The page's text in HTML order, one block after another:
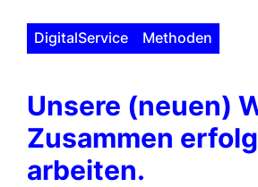
DigitalService Methoden
Unsere (neuen)
Zusammen
arbeiten.